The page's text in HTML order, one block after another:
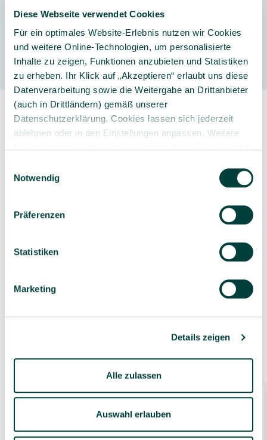
Diese Webseite verwendet Cookies
Für ein optimales Website-Erlebnis nutzen wir Cookies
und weitere Online-Technologien, um personalisierte
Inhalte zu zeigen, Funktionen anzubieten und Statistiken
zu erheben. Ihr Klick auf „Akzeptieren“ erlaubt uns diese
Datenverarbeitung sowie die Weitergabe an Drittanbieter
(auch in Drittländern) gemäß unserer
Datenschutzerklärung. Cookies lassen sich jederzeit
ablehnen oder in den Einstellungen anpassen. Weitere
schutz­erklärung
Notwendig
Präferenzen
Statistiken
Marketing
Details zeigen
Alle zulassen
Auswahl erlauben
Hersteller
Sorgfältig ausgewähltes
Kompetente und
individuelle Beratung
1-3 Werktage Lieferzeit
eigenen Lager
Ähnliche Produkte